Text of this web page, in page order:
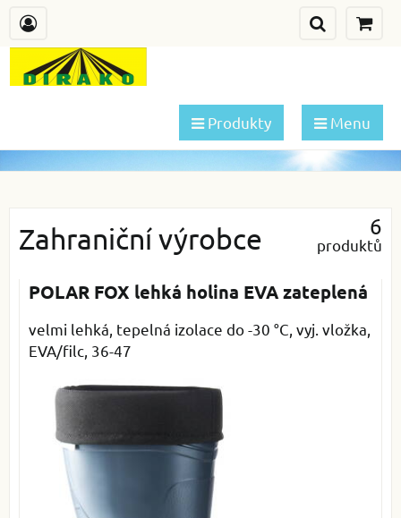
Produkty Menu
Zahraniční výrobce 6
produktů
POLAR FOX lehká holina EVA zateplená
velmi lehká, tepelná izolace do -30 °C, vyj. vložka,
EVA/filc, 36-47